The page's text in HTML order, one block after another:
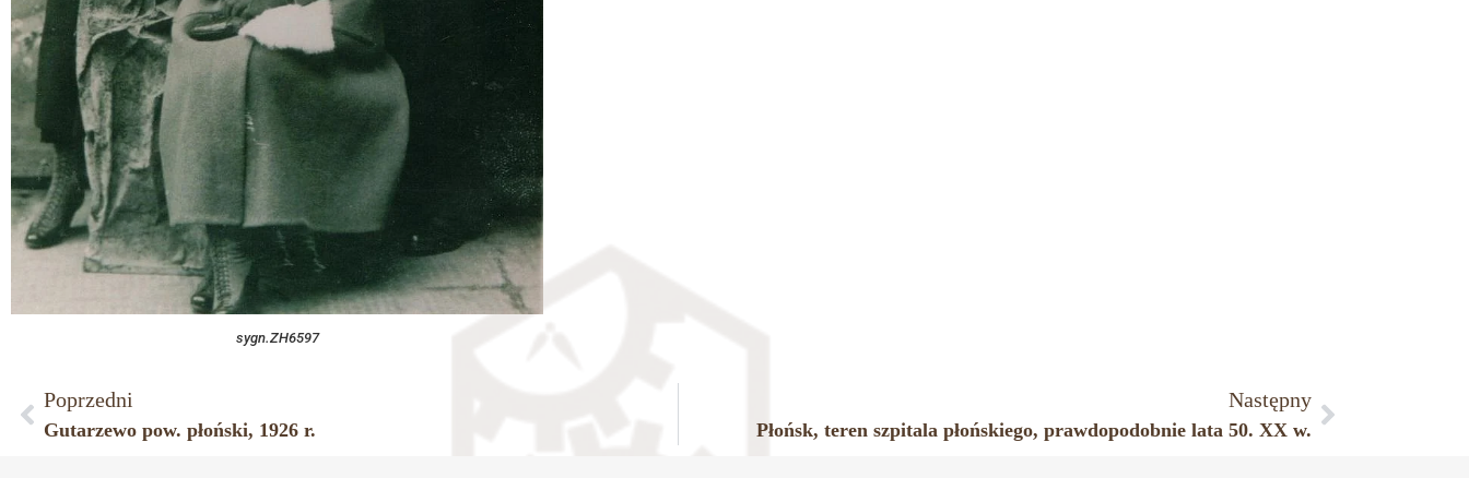
sygn.ZH6597
Poprzedni
Gutarzewo pow. płoński, 1926 r.
Następny
Płońsk, teren szpitala płońskiego, prawdopodobnie lata 50. XX w.